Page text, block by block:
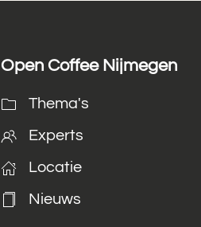
Open Coffee Nijmegen
Thema's
Experts
Locatie
Nieuws